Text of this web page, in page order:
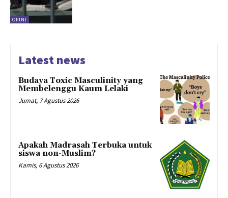
OPINI
Latest news
Budaya Toxic Masculinity yang
Membelenggu Kaum Lelaki
Jumat, 7 Agustus 2026
Apakah Madrasah Terbuka untuk
siswa non-Muslim?
Kamis, 6 Agustus 2026